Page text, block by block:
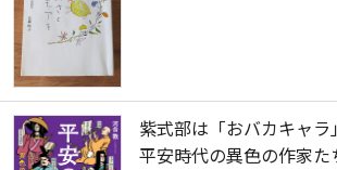
紫式部は「おバカキャ
平安時代の異色の作家た